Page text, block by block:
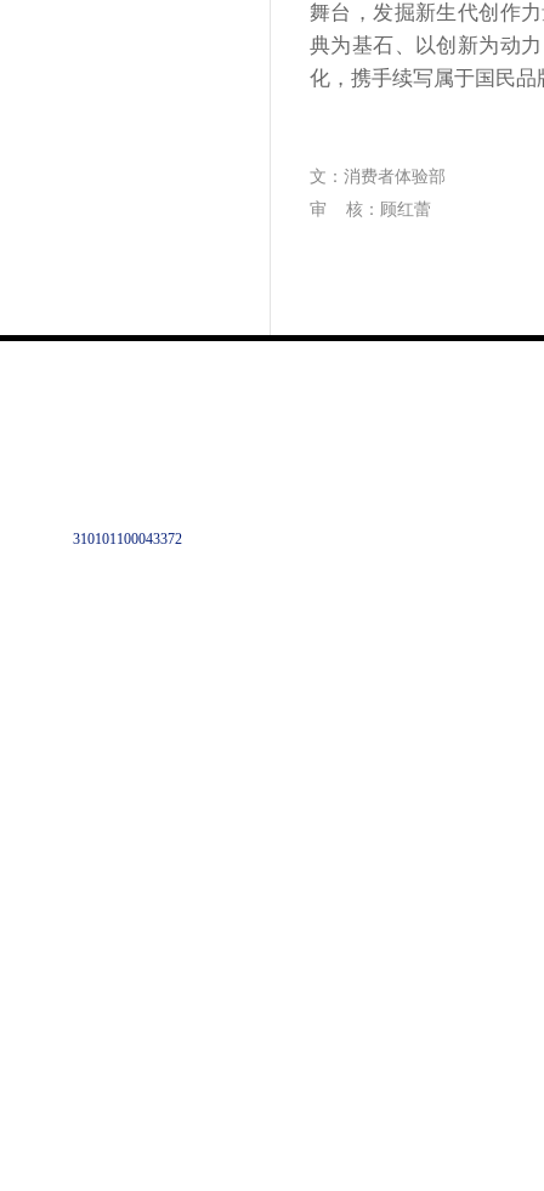
舞台，发掘新生代创作
典为基石、以创新为动
化，携手续写属于国民
文：消费者体验部
审
核：顾红蕾
310101100043372